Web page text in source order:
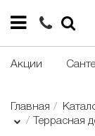
Акции
Главная
Террасная